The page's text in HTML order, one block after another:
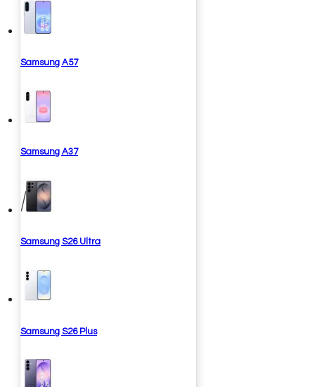
Samsung A57
Samsung A37
Samsung S26 Ultra
Samsung S26 Plus